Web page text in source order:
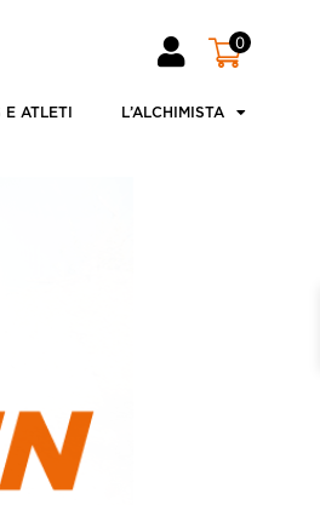
0
E ATLETI L’ALCHIMISTA